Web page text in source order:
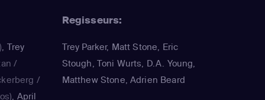
, Trey
/
/
, April
Regisseurs:
Trey Parker, Matt Stone, Eric
Stough, Toni Wurts, D.A. Young,
Matthew Stone, Adrien Beard